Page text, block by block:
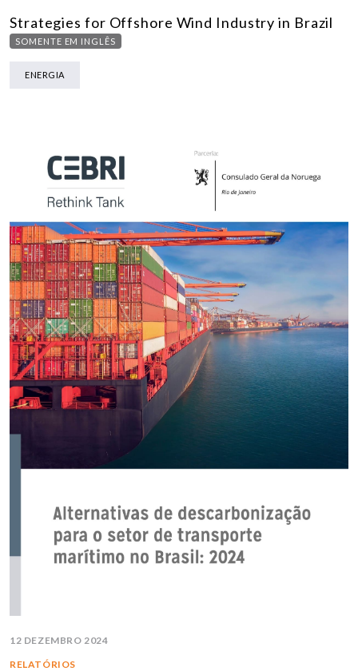
Strategies for Offshore Wind Industry in Brazil
SOMENTE EM INGLÊS
ENERGIA
12 DEZEMBRO 2024
RELATÓRIOS